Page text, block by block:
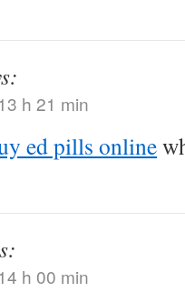
h 21 min
ed pills online
h 00 min